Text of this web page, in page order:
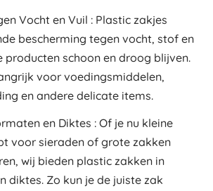
Vocht en Vuil : Plastic zakjes
bescherming tegen vocht, stof en
producten schoon en droog blijven.
voor voedingsmiddelen,
en andere delicate items.
en Diktes : Of je nu kleine
voor sieraden of grote zakken
wij bieden plastic zakken in
diktes. Zo kun je de juiste zak